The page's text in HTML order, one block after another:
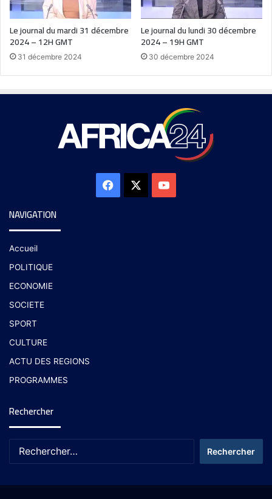
Le journal du mardi 31 décembre
2024 – 12H GMT
31 décembre 2024
Le journal du lundi 30 décembre
2024 – 19H GMT
30 décembre 2024
NAVIGATION
Accueil
POLITIQUE
ECONOMIE
SOCIETE
SPORT
CULTURE
ACTU DES REGIONS
PROGRAMMES
Rechercher